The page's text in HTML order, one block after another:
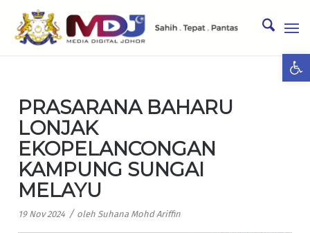
PRASARANA BAHARU
LONJAK
EKOPELANCONGAN
KAMPUNG SUNGAI
MELAYU
19 Nov 2024 / oleh Suhana Mohd Ariffin